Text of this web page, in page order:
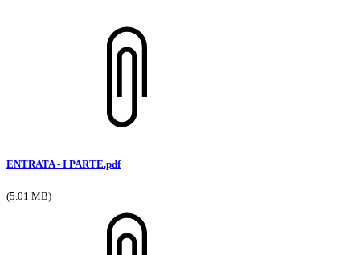
ENTRATA - I PARTE.pdf
(5.01 MB)